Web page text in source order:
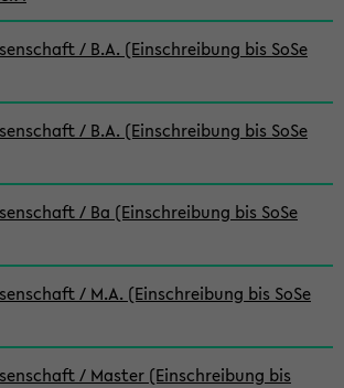
/ B.A. (Einschreibung bis SoSe
/ B.A. (Einschreibung bis SoSe
/ Ba (Einschreibung bis SoSe
/ M.A. (Einschreibung bis SoSe
/ Master (Einschreibung bis